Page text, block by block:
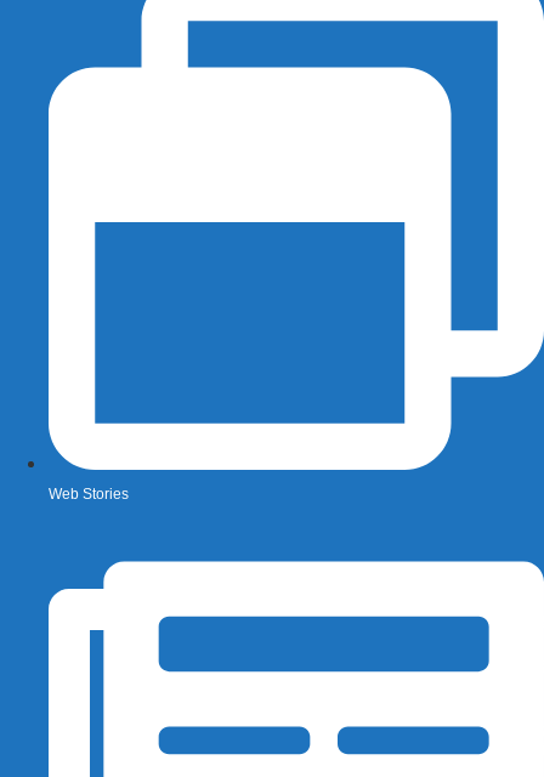
Web Stories